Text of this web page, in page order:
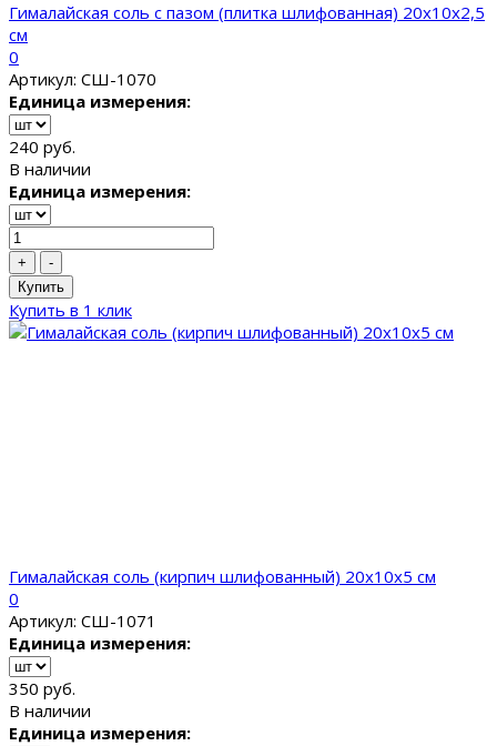
Гималайская соль с пазом (плитка шлифованная) 20x10x2,5
см
0
Артикул: СШ-1070
Единица измерения:
240 руб.
В наличии
Единица измерения:
+
-
Купить
Купить в 1 клик
Гималайская соль (кирпич шлифованный) 20x10x5 см
0
Артикул: СШ-1071
Единица измерения:
350 руб.
В наличии
Единица измерения: